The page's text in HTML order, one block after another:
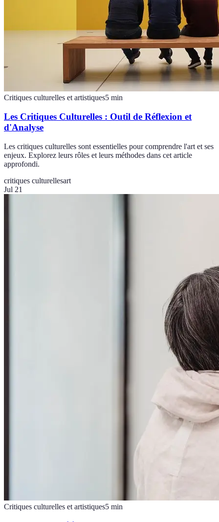
Critiques culturelles et artistiques5 min
Les Critiques Culturelles : Outil de Réflexion et
d'Analyse
Les critiques culturelles sont essentielles pour comprendre l'art et ses
enjeux. Explorez leurs rôles et leurs méthodes dans cet article
approfondi.
critiques culturellesart
Jul 21
Critiques culturelles et artistiques5 min